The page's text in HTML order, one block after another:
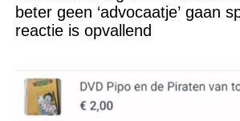
beter geen ‘advocaatje’ gaan
reactie is opvallend